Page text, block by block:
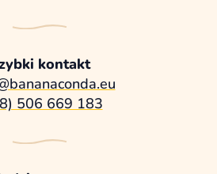
kontakt
506 669 183